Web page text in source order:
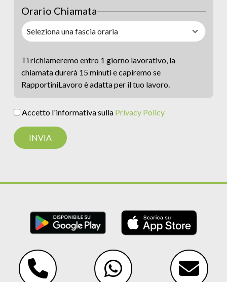
Orario Chiamata
Ti richiameremo entro 1 giorno lavorativo, la
chiamata durerà 15 minuti e capiremo se
RapportiniLavoro è adatta per il tuo lavoro.
Accetto l'informativa sulla Privacy Policy